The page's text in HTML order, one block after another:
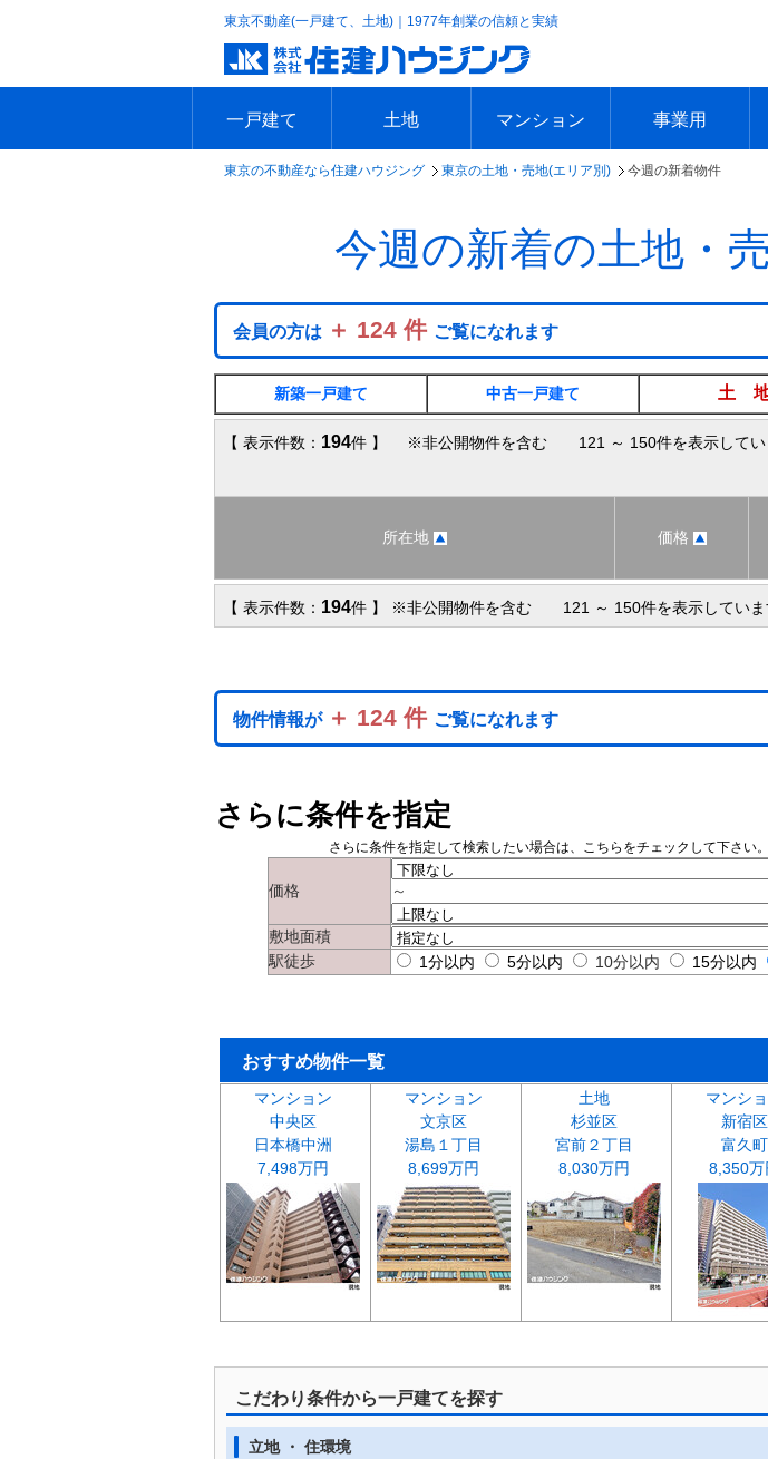
東京不動産(一戸建て、土地)｜1977年創業の信頼と実績
一戸建て
エリアで探す
沿線で探す
新築一戸建て
中古一戸建て
本日の新着物件
今週の新着物件
土地
エリアで探す
沿線で探す
本日の新着物件
今週の新着物件
マンション
エリアで探す
沿線で探す
本日の新着物件
今週の新着物件
事業用
エリアで探す
沿線で探す
本日の新着物件
今週の新着物件
東京の不動産なら住建ハウジング 東京の土地・売地(エリア別) 今週の新着物件
今週の新着の土地・
会員の方は ＋ 124 件 ご覧になれます
新築一戸建て 中古一戸建て 土
【 表示件数： 194件 】 ※非公開物件を含む 121 ～ 150件を表示してい
所在地 価格
【 表示件数： 194件 】 ※非公開物件を含む 121 ～ 150件を表示していま
物件情報が ＋ 124 件 ご覧になれます
さらに条件を指定
さらに条件を指定して検索したい場合は、こちらをチェックして下さい。
価格 ～
敷地面積
駅徒歩
1分以内 5分以内 10分以内 15分以内
おすすめ物件一覧
マンション
中央区
日本橋中洲
7,498万円
マンション
文京区
湯島１丁目
8,699万円
土地
杉並区
宮前２丁目
8,030万円
マンシ
新宿区
富久町
8,350万
こだわり条件から一戸建てを探す
立地 ・ 住環境